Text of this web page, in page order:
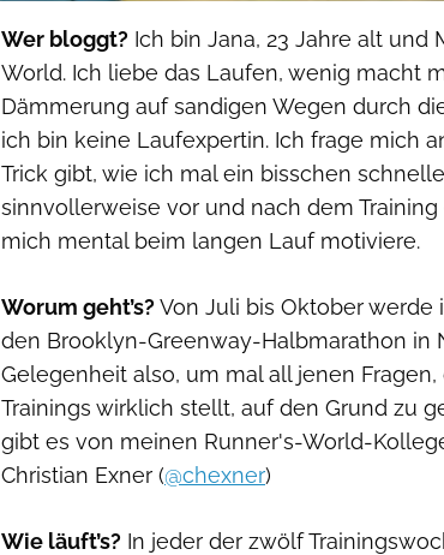
Wer bloggt? Ich bin Jana, 23 Jahre alt und
World. Ich liebe das Laufen, wenig macht
Dämmerung auf sandigen Wegen durch
ich bin keine Laufexpertin. Ich frage mich
Trick gibt, wie ich mal ein bisschen
sinnvollerweise vor und nach dem
mich mental beim langen Lauf motiviere.
Worum geht’s?Von Juli bis Oktober
den Brooklyn-Greenway-Halbmarathon in
Gelegenheit also, um mal all jenen
Trainings wirklich stellt, auf den Grund zu
gibt es von meinen Runner's-World-
Christian Exner (@chexner)
Wie läuft’s? In jeder der zwölf